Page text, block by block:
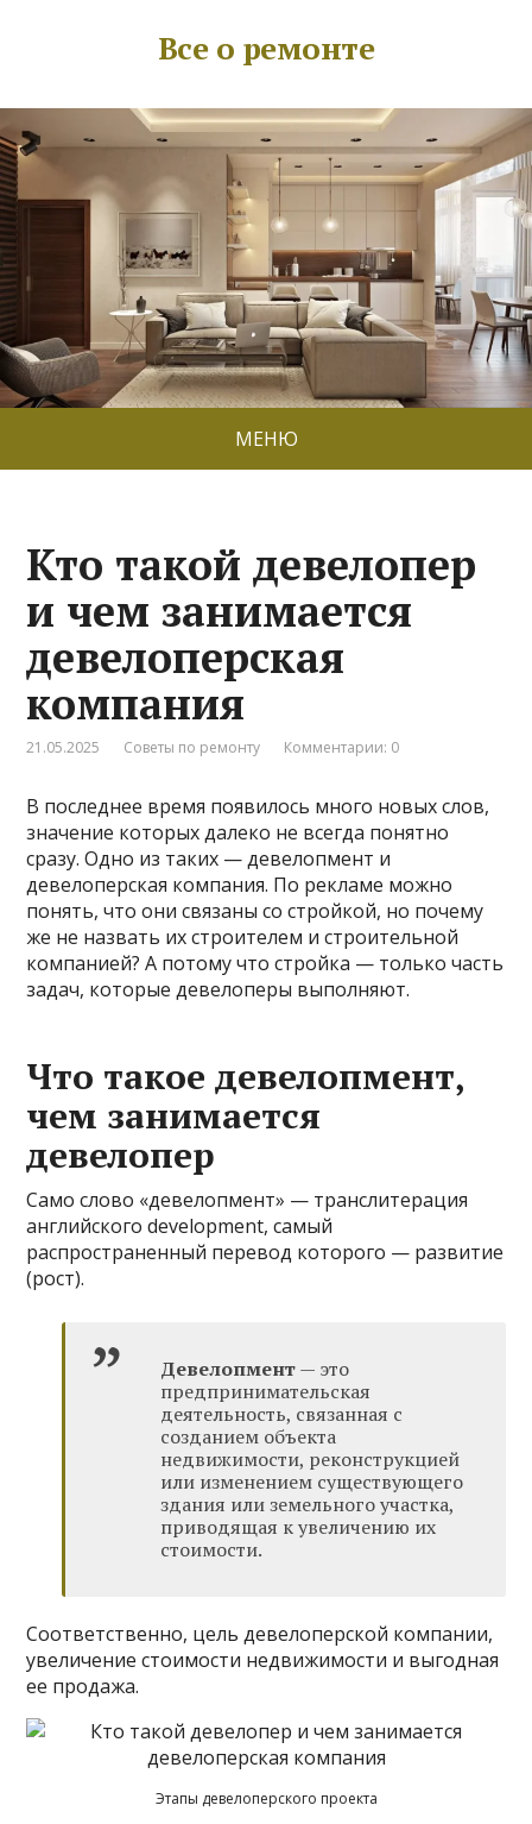
Все о ремонте
МЕНЮ
Кто такой девелопер
и чем занимается
девелоперская
компания
21.05.2025 Советы по ремонту Комментарии: 0
В последнее время появилось много новых слов,
значение которых далеко не всегда понятно
сразу. Одно из таких — девелопмент и
девелоперская компания. По рекламе можно
понять, что они связаны со стройкой, но почему
же не назвать их строителем и строительной
компанией? А потому что стройка — только часть
задач, которые девелоперы выполняют.
Что такое девелопмент,
чем занимается
девелопер
Само слово «девелопмент» — транслитерация
английского development, самый
распространенный перевод которого — развитие
(рост).
Девелопмент— это
предпринимательская
деятельность, связанная с
созданием объекта
недвижимости, реконструкцией
или изменением существующего
здания или земельного участка,
приводящая к увеличению их
стоимости.
Соответственно, цель девелоперской компании,
увеличение стоимости недвижимости и выгодная
ее продажа.
Этапы девелоперского проекта